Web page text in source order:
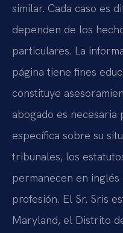
similar. Cada caso es
dependen de los
particulares. La
página tiene fines
constituye
abogado es
específica sobre su
tribunales, los
permanecen en
profesión. El Sr. Sris
Maryland, el Distrito